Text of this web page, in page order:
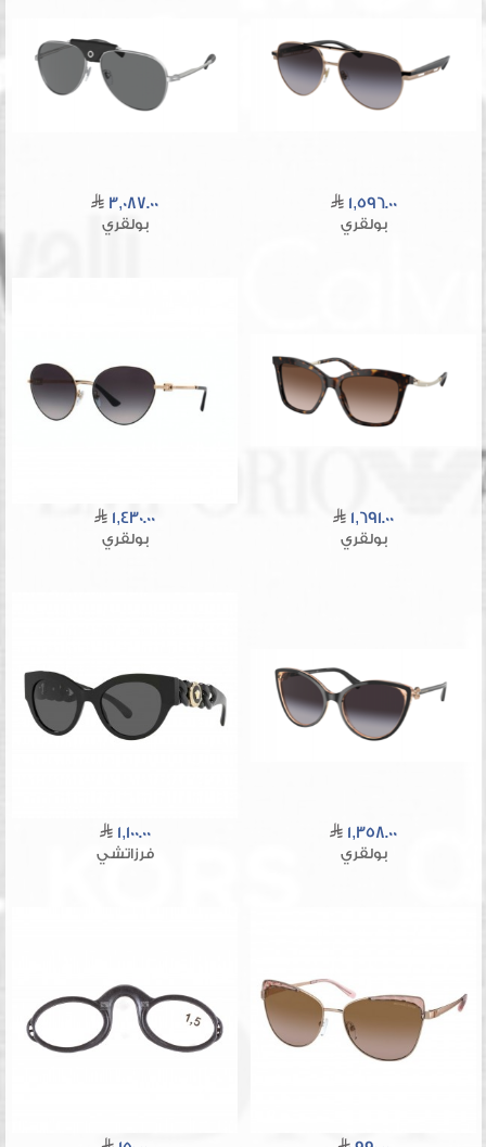
1,596.00
بولقري
3,087.00
بولقري
1,691.00
بولقري
1,430.00
بولقري
1,358.00
بولقري
1,100.00
فرزاتشي